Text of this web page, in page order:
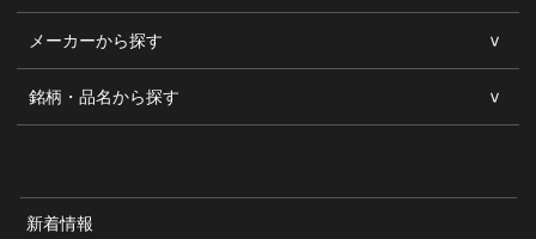
メーカーから探す
銘柄・品名から探す
新着情報